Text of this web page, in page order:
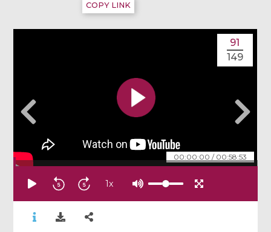
COPY LINK
00:00:00 / 00:58:53
91
149
1x